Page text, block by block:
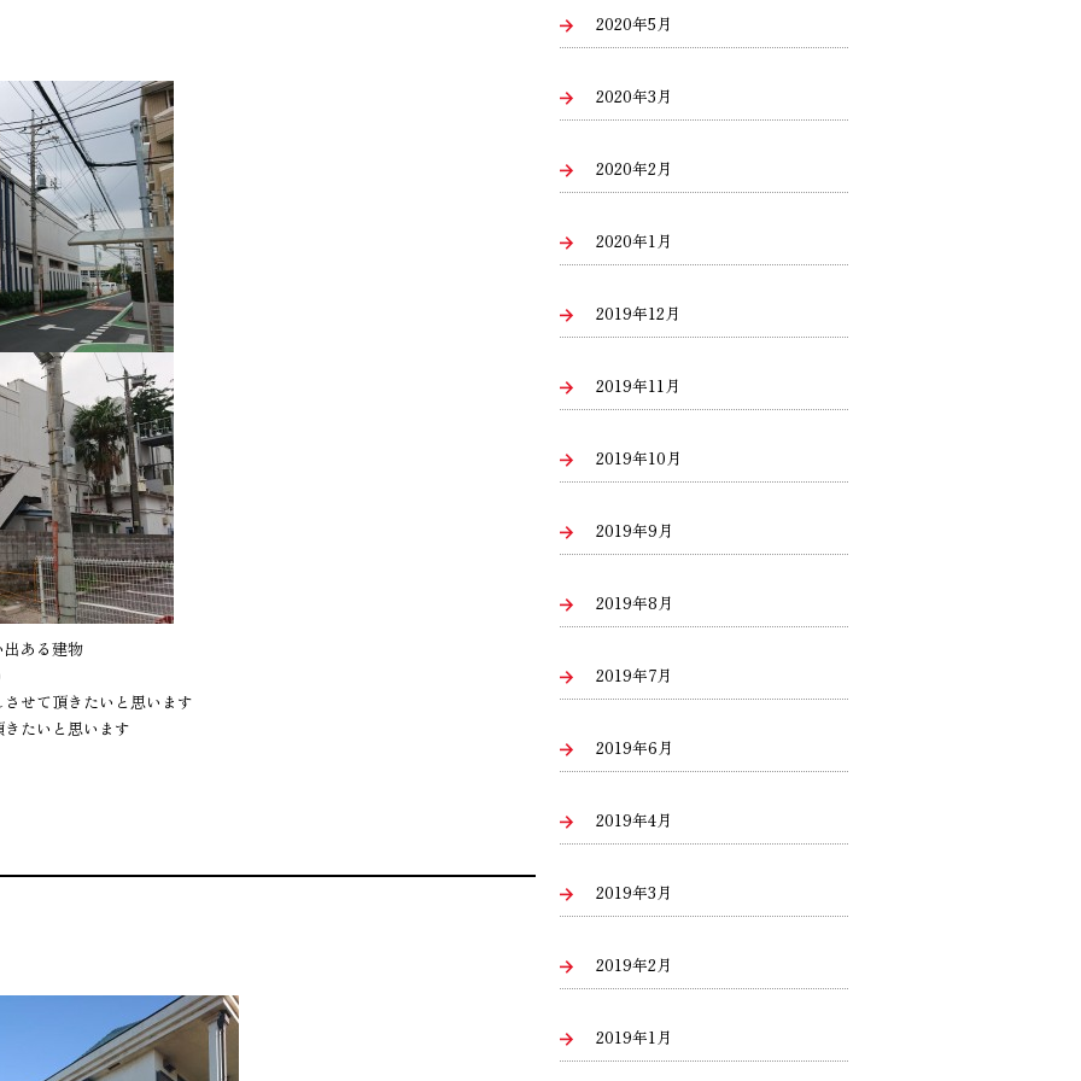
ある建物
せて頂きたいと思います
たいと思います
2020年5月
2020年3月
2020年2月
2020年1月
2019年12月
2019年11月
2019年10月
2019年9月
2019年8月
2019年7月
2019年6月
2019年4月
2019年3月
2019年2月
2019年1月